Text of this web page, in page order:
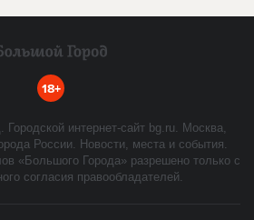
18+
Городской интернет-сайт bg.ru. Москва,
России. Новости, места и события.
«Большого Города» разрешено только с
согласия правообладателей.